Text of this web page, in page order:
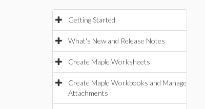
Getting Started
What's New and Release Notes
Create Maple Worksheets
Create Maple Workbooks and Manage
Attachments